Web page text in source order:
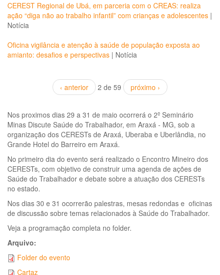
CEREST Regional de Ubá, em parceria com o CREAS: realiza
ação “diga não ao trabalho infantil” com crianças e adolescentes |
Notícia
Oficina vigilância e atenção à saúde de população exposta ao
amianto: desafios e perspectivas | Notícia
‹ anterior 2 de 59 próximo ›
Nos proximos dias 29 a 31 de maio ocorrerá o 2º Seminário
Minas Discute Saúde do Trabalhador, em Araxá - MG, sob a
organização dos CERESTs de Araxá, Uberaba e Uberlândia, no
Grande Hotel do Barreiro em Araxá.
No primeiro dia do evento será realizado o Encontro Mineiro dos
CERESTs, com objetivo de construir uma agenda de ações de
Saúde do Trabalhador e debate sobre a atuação dos CERESTs
no estado.
Nos dias 30 e 31 ocorrerão palestras, mesas redondas e oficinas
de discussão sobre temas relacionados à Saúde do Trabalhador.
Veja a programação completa no folder.
Arquivo:
Folder do evento
Cartaz